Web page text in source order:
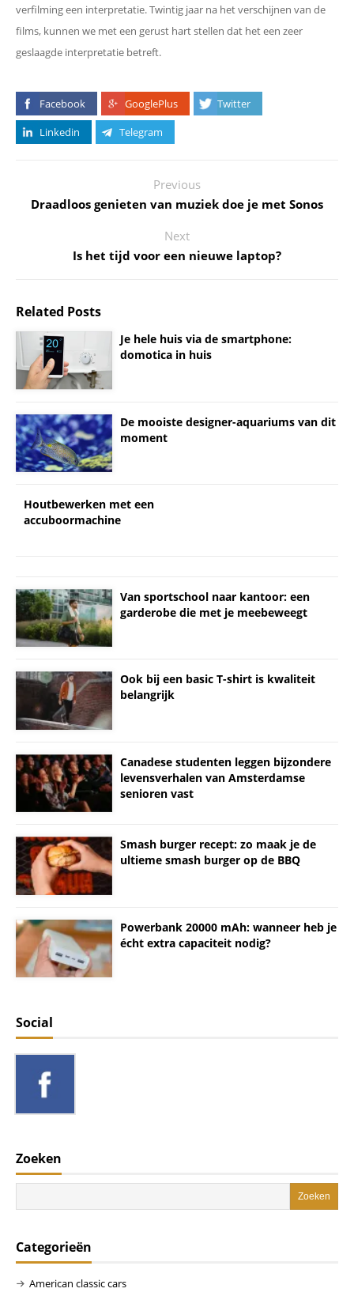
verfilming een interpretatie. Twintig jaar na het verschijnen van de
films, kunnen we met een gerust hart stellen dat het een zeer
geslaagde interpretatie betreft.
Facebook GooglePlus
Twitter
Linkedin
Telegram
Previous
Draadloos genieten van muziek doe je met Sonos
Next
Is het tijd voor een nieuwe laptop?
Related Posts
Je hele huis via de smartphone:
domotica in huis
De mooiste designer-aquariums van dit
moment
Houtbewerken met een
accuboormachine
Van sportschool naar kantoor: een
garderobe die met je meebeweegt
Ook bij een basic T-shirt is kwaliteit
belangrijk
Canadese studenten leggen bijzondere
levensverhalen van Amsterdamse
senioren vast
Smash burger recept: zo maak je de
ultieme smash burger op de BBQ
Powerbank 20000 mAh: wanneer heb je
écht extra capaciteit nodig?
Social
Zoeken
Categorieën
American classic cars